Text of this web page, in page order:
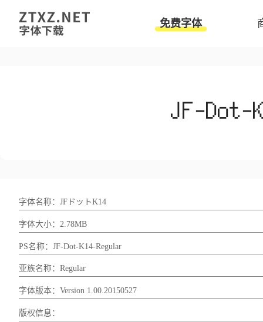
免费字体
字体名称：JFドットK14
字体大小：2.78MB
PS名称：JF-Dot-K14-Regular
亚族名称：Regular
字体版本：Version 1.00.20150527
版权信息：